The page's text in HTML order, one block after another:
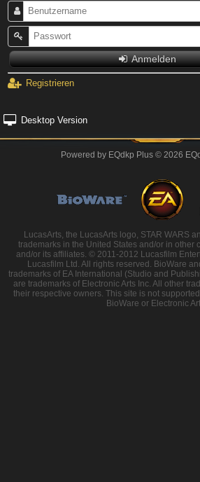
Anmelden
Registrieren
Desktop Version
Powered by EQdkp Plus© 2026
LucasArts, the LucasArts logo, STAR WARS
trademarks in the United States and/or in other
and/or its affiliates. © 2011-2012 Lucasfilm
Lucasfilm Ltd. All rights reserved. BioWare
trademarks of EA International (Studio and
are trademarks of Electronic Arts Inc. All other
their respective owners. This site is not
BioWare or Electronic